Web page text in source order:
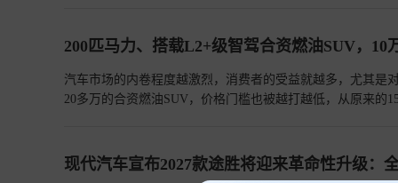
200匹马力、搭载L2+级智驾合资燃油SUV，10
汽车市场的内卷程度越激烈，消费者的受益就越多，尤其是
20多万的合资燃油SUV，价格门槛也被越打越低，从原来的
现代汽车宣布2027款途胜将迎来革命性升级：